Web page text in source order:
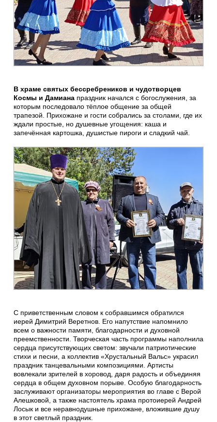
В храме святых бессребреников и чудотворцев
Космы и Дамиана праздник начался с богослужения, за
которым последовало тёплое общение за общей
трапезой. Прихожане и гости собрались за столами, где их
ждали простые, но душевные угощения: каша и
запечённая картошка, душистые пироги и сладкий чай.
С приветственным словом к собравшимся обратился
иерей Димитрий Веретнов. Его напутствие напомнило
всем о важности памяти, благодарности и духовной
преемственности. Творческая часть программы наполнила
сердца присутствующих светом: звучали патриотические
стихи и песни, а коллектив «Хрустальный Вальс» украсил
праздник танцевальными композициями. Артисты
вовлекали зрителей в хоровод, даря радость и объединяя
сердца в общем духовном порыве. Особую благодарность
заслуживают организаторы мероприятия во главе с Верой
Алешковой, а также настоятель храма протоиерей Андрей
Лосык и все неравнодушные прихожане, вложившие душу
в этот светлый праздник.